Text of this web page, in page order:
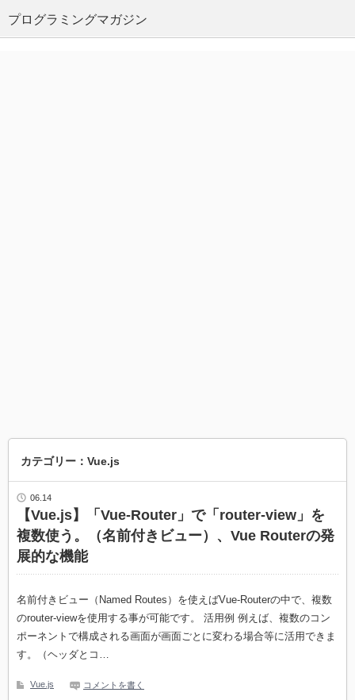
プログラミングマガジン
カテゴリー：Vue.js
06.14
【Vue.js】「Vue-Router」で「router-view」を
複数使う。（名前付きビュー）、Vue Routerの発
展的な機能
名前付きビュー（Named Routes）を使えばVue-Routerの中で、複数
のrouter-viewを使用する事が可能です。 活用例 例えば、複数のコン
ポーネントで構成される画面が画面ごとに変わる場合等に活用できま
す。（ヘッダとコ…
Vue.js コメントを書く